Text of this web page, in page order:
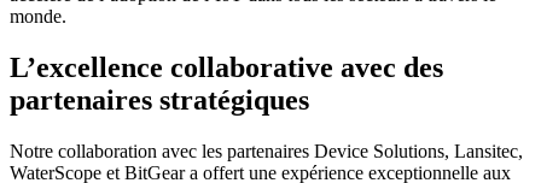
monde.
L’excellence collaborative avec des
partenaires stratégiques
Notre collaboration avec les partenaires Device Solutions, Lansitec,
WaterScope et BitGear a offert une expérience exceptionnelle aux